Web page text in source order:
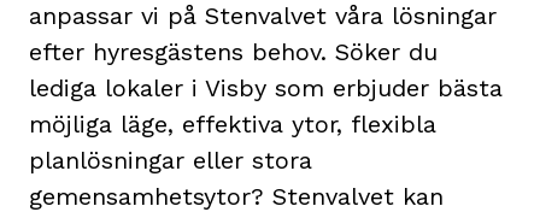
anpassar vi på Stenvalvet våra lösningar
efter hyresgästens behov. Söker du
lediga lokaler i Visby som erbjuder bästa
möjliga läge, effektiva ytor, flexibla
planlösningar eller stora
gemensamhetsytor? Stenvalvet kan